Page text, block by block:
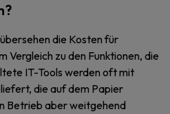
die Kosten für
Vergleich zu den Funktionen, die
IT-Tools werden oft mit
die auf dem Papier
Betrieb aber weitgehend